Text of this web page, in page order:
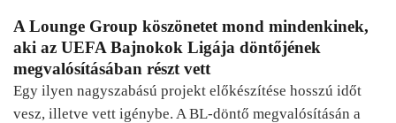
A Lounge Group köszönetet mond mindenkinek,
aki az UEFA Bajnokok Ligája döntőjének
megvalósításában részt vett
Egy ilyen nagyszabású projekt előkészítése hosszú időt
vesz, illetve vett igénybe. A BL-döntő megvalósításán a